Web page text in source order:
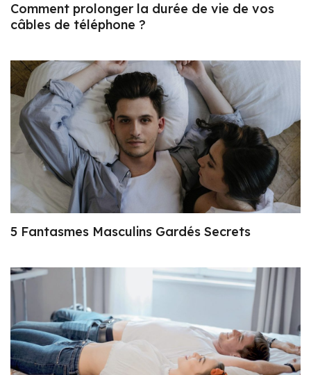
Comment prolonger la durée de vie de vos
câbles de téléphone ?
5 Fantasmes Masculins Gardés Secrets